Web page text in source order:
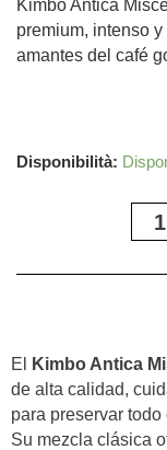
Kimbo Antica
premium, intenso
amantes del café
Disponibilità:
Kimbo
Molido
El Kimbo Antica
de alta calidad,
para preservar
Su mezcla clásica